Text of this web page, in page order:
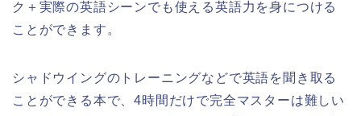
ク＋実際の英語シーンでも使える英語力を身につける
ことができます。
シャドウイングのトレーニングなどで英語を聞き取る
ことができる本で、4時間だけで完全マスターは難しい